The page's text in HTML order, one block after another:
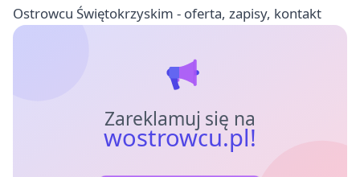
Ostrowcu Świętokrzyskim - oferta, zapisy, kontakt
Zareklamuj się na
wostrowcu.pl!